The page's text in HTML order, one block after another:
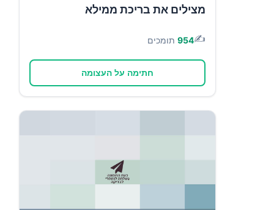
מצילים את בריכת ממילא
✍️
954 תומכים
חתימה על העצומה